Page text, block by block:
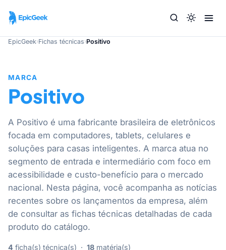
EpicGeek›Fichas técnicas›Positivo
MARCA
Positivo
A Positivo é uma fabricante brasileira de eletrônicos
focada em computadores, tablets, celulares e
soluções para casas inteligentes. A marca atua no
segmento de entrada e intermediário com foco em
acessibilidade e custo-benefício para o mercado
nacional. Nesta página, você acompanha as notícias
recentes sobre os lançamentos da empresa, além
de consultar as fichas técnicas detalhadas de cada
produto do catálogo.
4 ficha(s) técnica(s) · 18 matéria(s)